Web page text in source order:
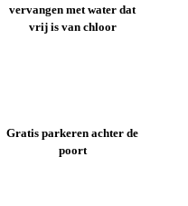
vervangen met water dat
vrij is van chloor
Gratis parkeren achter de
poort